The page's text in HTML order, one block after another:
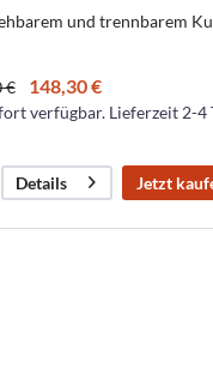
und trennbarem
€ 148,30 €
verfügbar. Lieferzeit 2-4
Details Jetzt